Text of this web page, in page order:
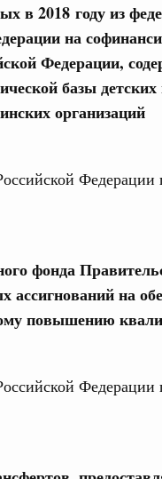
в 2018 году из
на
Федерации,
базы
организаций
фонда
на
повышению
1